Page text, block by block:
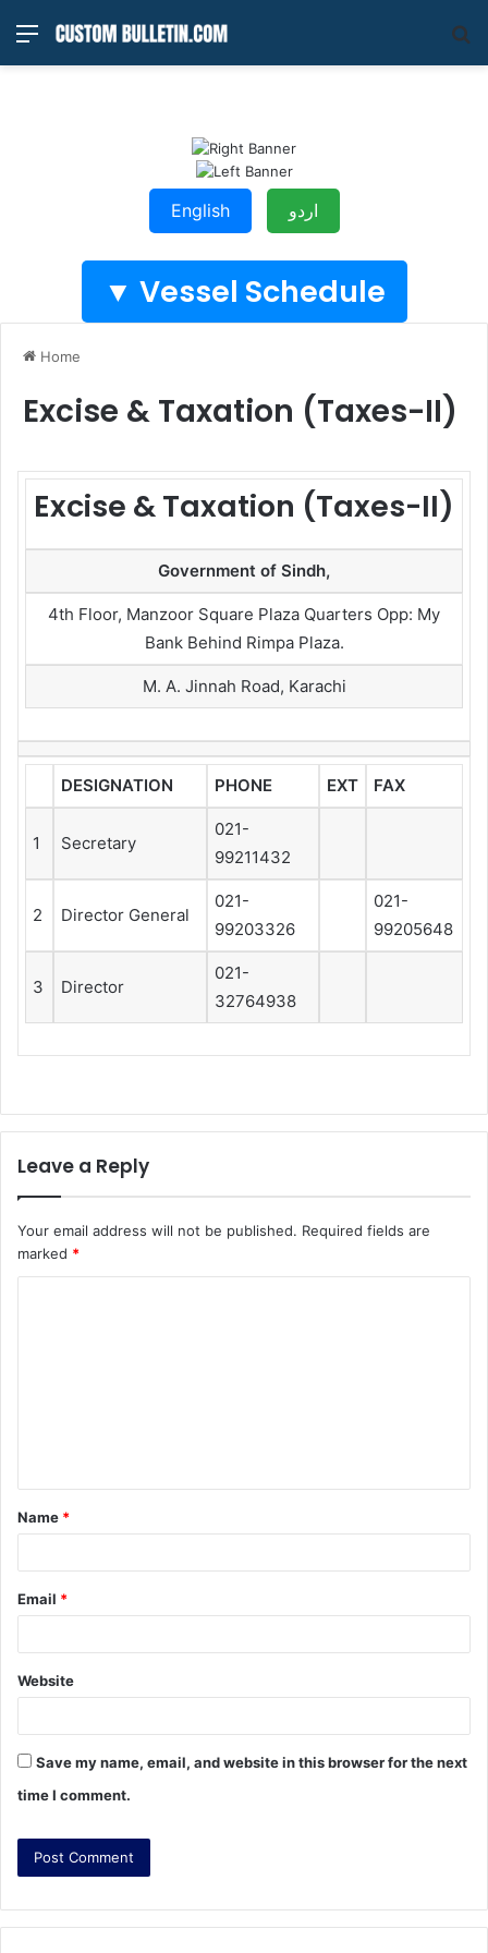
Menu
English اردو
Vessel Schedule ▼
Home
Excise & Taxation (Taxes-II)
Excise & Taxation (Taxes-II)
Government of Sindh,
4th Floor, Manzoor Square Plaza Quarters Opp: My
Bank Behind Rimpa Plaza.
M. A. Jinnah Road, Karachi
DESIGNATION PHONE EXT FAX
1 Secretary
021-
99211432
2 Director General
021-
99203326
021-
99205648
3 Director
021-
32764938
Leave a Reply
Your email address will not be published. Required fields are
marked *
t
*
Name *
Email *
Website
Save my name, email, and website in this browser for the next
time I comment.